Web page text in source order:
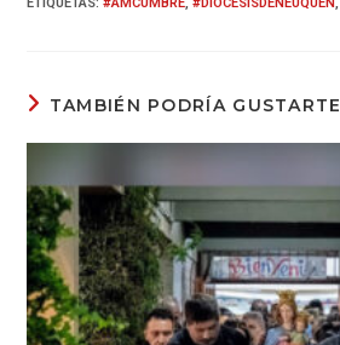
TAMBIÉN PODRÍA GUSTARTE